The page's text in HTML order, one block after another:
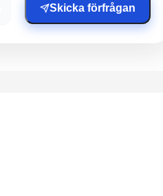
Skicka förfrågan